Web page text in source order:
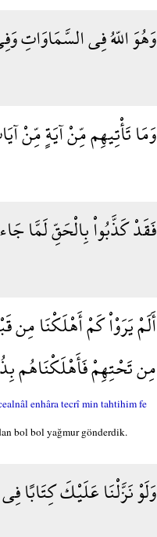
وَهُوَ اللّهُ فِي
وَمَا تَأْتِيهِم مِّنْ آيَةٍ مِّنْ
فَقَدْ كَذَّبُواْ بِالْحَقِّ لَمَّا
أَلَمْ يَرَوْاْ كَمْ أَهْلَكْنَا
مِن تَحْتِهِمْ فَأَهْلَكْنَاهُم
enhâra tecrî min tahtihim fe
bol bol yağmur gönderdik.
وَلَوْ نَزَّلْنَا عَلَيْكَ كِتَابًا